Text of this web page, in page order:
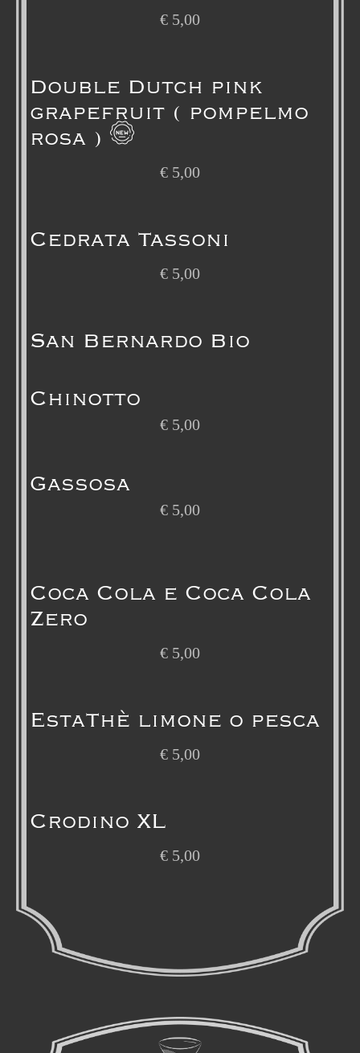
€ 5,00
Double Dutch pink
grapefruit ( pompelmo
rosa )
€ 5,00
Cedrata Tassoni
€ 5,00
San Bernardo Bio
Chinotto
€ 5,00
Gassosa
€ 5,00
Coca Cola e Coca Cola
Zero
€ 5,00
EstaThè limone o pesca
€ 5,00
Crodino XL
€ 5,00